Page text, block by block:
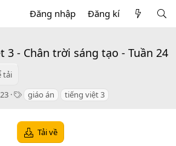
Đăng nhập Đăng kí
3 - Chân trời sáng tạo - Tuần 24
tải
T giáo án tiếng việt 3
Tải về